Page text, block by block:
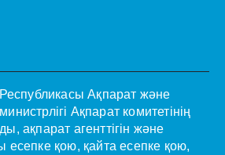
Республикасы Ақпарат және
Ақпарат комитетінің
ақпарат агенттігін және
есепке қою, қайта есепке қою,